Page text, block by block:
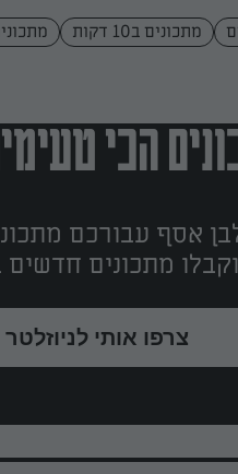
מתכונים ב10 דקות
הכי
אסף עבורכם
מתכונים חדשים
צרפו אותי לניוזלטר